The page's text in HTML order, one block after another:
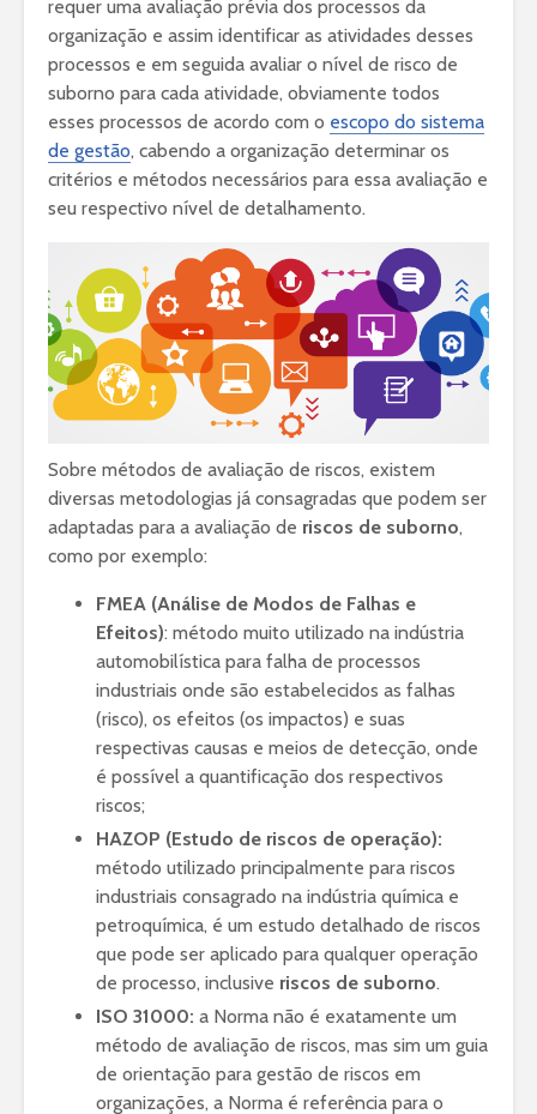
requer uma avaliação prévia dos processos da
organização e assim identificar as atividades desses
processos e em seguida avaliar o nível de risco de
suborno para cada atividade, obviamente todos
esses processos de acordo com o escopo do sistema
de gestão, cabendo a organização determinar os
critérios e métodos necessários para essa avaliação e
seu respectivo nível de detalhamento.
Sobre métodos de avaliação de riscos, existem
diversas metodologias já consagradas que podem ser
adaptadas para a avaliação de riscos de suborno,
como por exemplo:
FMEA (Análise de Modos de Falhas e
Efeitos): método muito utilizado na indústria
automobilística para falha de processos
industriais onde são estabelecidos as falhas
(risco), os efeitos (os impactos) e suas
respectivas causas e meios de detecção, onde
é possível a quantificação dos respectivos
riscos;
HAZOP (Estudo de riscos de operação):
método utilizado principalmente para riscos
industriais consagrado na indústria química e
petroquímica, é um estudo detalhado de riscos
que pode ser aplicado para qualquer operação
de processo, inclusive riscos de suborno.
ISO 31000: a Norma não é exatamente um
método de avaliação de riscos, mas sim um guia
de orientação para gestão de riscos em
organizações, a Norma é referência para o